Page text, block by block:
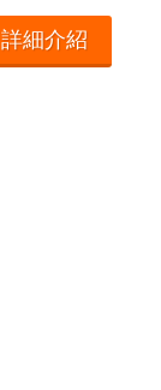
詳細介紹